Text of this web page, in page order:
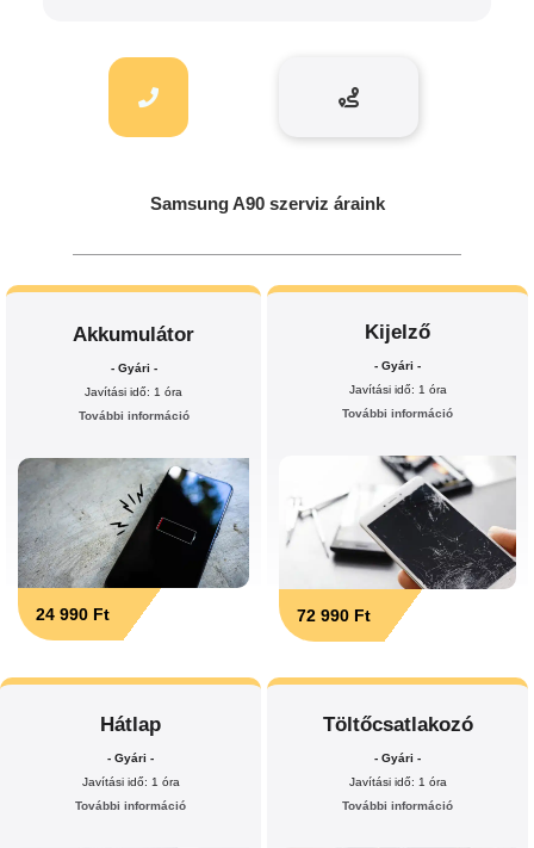
Samsung A90 szerviz áraink
Akkumulátor
- Gyári -
Javítási idő: 1 óra
További információ
24 990 Ft
Kijelző
- Gyári -
Javítási idő: 1 óra
További információ
72 990 Ft
Hátlap
- Gyári -
Javítási idő: 1 óra
További információ
Töltőcsatlakozó
- Gyári -
Javítási idő: 1 óra
További információ